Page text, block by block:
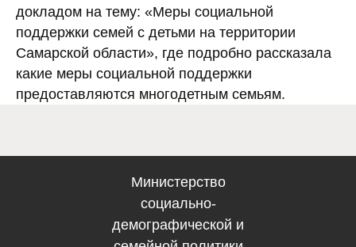
докладом на тему: «Меры социальной
поддержки семей с детьми на территории
Самарской области», где подробно рассказала
какие меры социальной поддержки
предоставляются многодетным семьям.
Министерство
социально-
демографической и
Самарской
области